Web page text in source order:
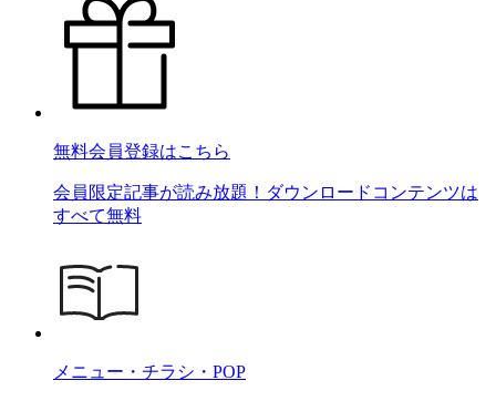
無料会員登録はこちら
会員限定記事が読み放題！ダウンロードコンテンツは
すべて無料
メニュー・チラシ・POP